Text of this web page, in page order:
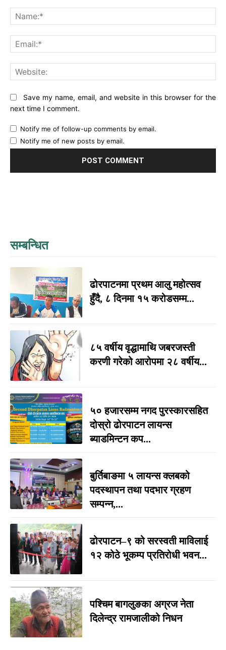
Save my name, email, and website in this browser for the
next time I comment.
Notify me of follow-up comments by email.
Notify me of new posts by email.
सम्बन्धित
ढोरपाटनमा प्रथम आलु महोत्सव
हुँदै, ८ दिनमा १५ करोडसम्म...
८५ वर्षीय वृद्धामाथि जबरजस्ती
करणी गरेको आरोपमा २८ वर्षीय...
५० हजारसम्म नगद पुरस्कारसहित
दोस्रो ढोरपाटन लायन्स
ब्याडमिन्टन कप...
बुर्तिबाङमा ५ लायन्स क्लबको
पदस्थापन तथा पदभार ग्रहण
सम्पन्न,...
ढोरपाटन–९ को सरस्वती माविलाई
१२ कोठे भूकम्प प्रतिरोधी भवन...
पश्चिम बागलुङका अग्रज नेता
दिलेन्द्र रामजालीको निधन